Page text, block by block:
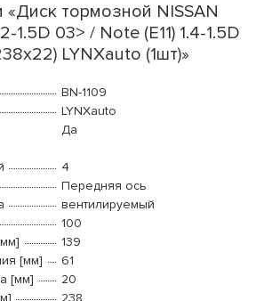
«Диск тормозной NISSAN
1.5D 03> / Note (E11) 1.4-1.5D
LYNXauto (1шт)»
BN-1109
LYNXauto
Да
4
Передняя ось
вентилируемый
100
139
[мм]
61
[мм]
20